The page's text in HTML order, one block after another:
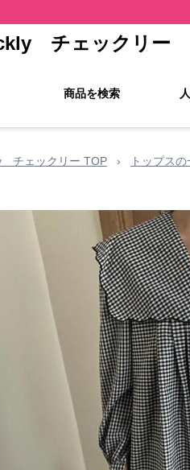
チェックリー
商品を検索
チェックリー TOP › トップスの
slide